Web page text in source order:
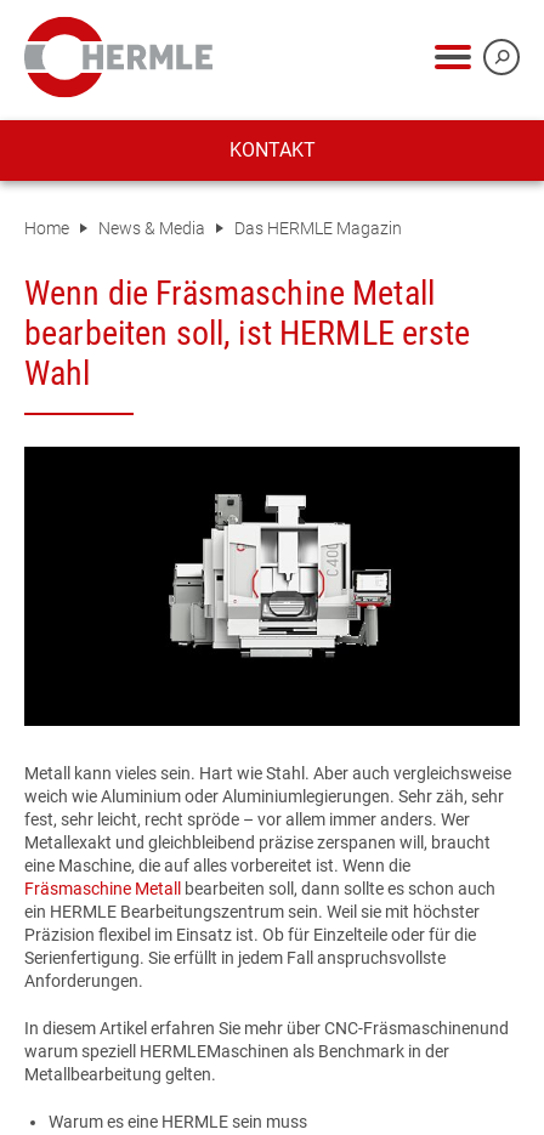
KONTAKT
Home News & Media Das HERMLE Magazin
Wenn die Fräsmaschine Metall
bearbeiten soll, ist HERMLE erste
Wahl
Metall kann vieles sein. Hart wie Stahl. Aber auch vergleichsweise
weich wie Aluminium oder Aluminiumlegierungen. Sehr zäh, sehr
fest, sehr leicht, recht spröde – vor allem immer anders. Wer
Metallexakt und gleichbleibend präzise zerspanen will, braucht
eine Maschine, die auf alles vorbereitet ist. Wenn die
Fräsmaschine Metall bearbeiten soll, dann sollte es schon auch
ein HERMLE Bearbeitungszentrum sein. Weil sie mit höchster
Präzision flexibel im Einsatz ist. Ob für Einzelteile oder für die
Serienfertigung. Sie erfüllt in jedem Fall anspruchsvollste
Anforderungen.
In diesem Artikel erfahren Sie mehr über CNC-Fräsmaschinenund
warum speziell HERMLEMaschinen als Benchmark in der
Metallbearbeitung gelten.
Warum es eine HERMLE sein muss